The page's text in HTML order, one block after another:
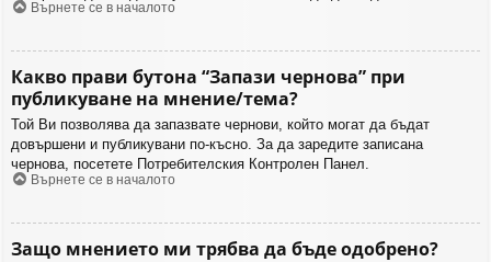
Върнете се в началото
Какво прави бутона “Запази чернова” при
публикуване на мнение/тема?
Той Ви позволява да запазвате чернови, който могат да бъдат
довършени и публикувани по-късно. За да заредите записана
чернова, посетете Потребителския Контролен Панел.
Върнете се в началото
Защо мнението ми трябва да бъде одобрено?